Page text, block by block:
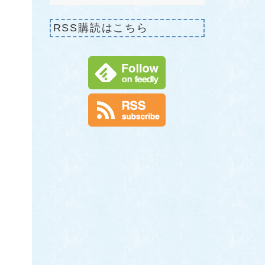
RSS購読はこちら